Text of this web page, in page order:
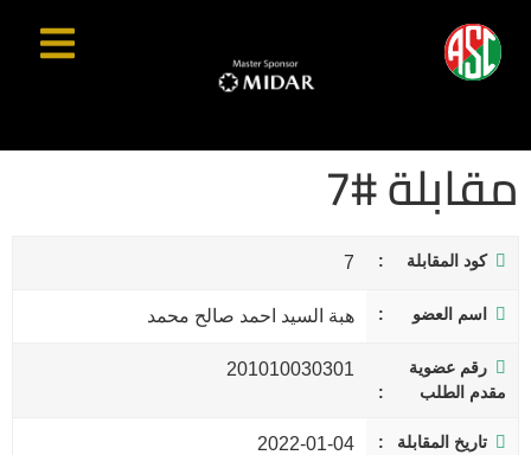
مقابلة #7
كود المقابلة 7
اسم العضو هبة السيد احمد صالح محمد
رقم عضوية
مقدم الطلب
201010030301
تاريخ المقابلة 2022-01-04